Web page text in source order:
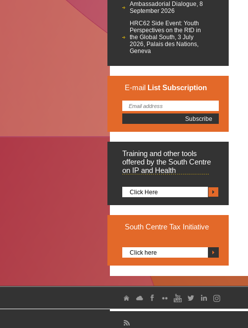
Ambassadorial Dialogue, 8
September 2026
HRC62 Side Event: Youth
Perspectives on the RtD in
the Global South, 3 July
2026, Palais des Nations,
Geneva
E-mail List Subscription
Training and other tools
offered by the South Centre
on IP and Health
Click Here
South Centre Tax Initiative
Click here